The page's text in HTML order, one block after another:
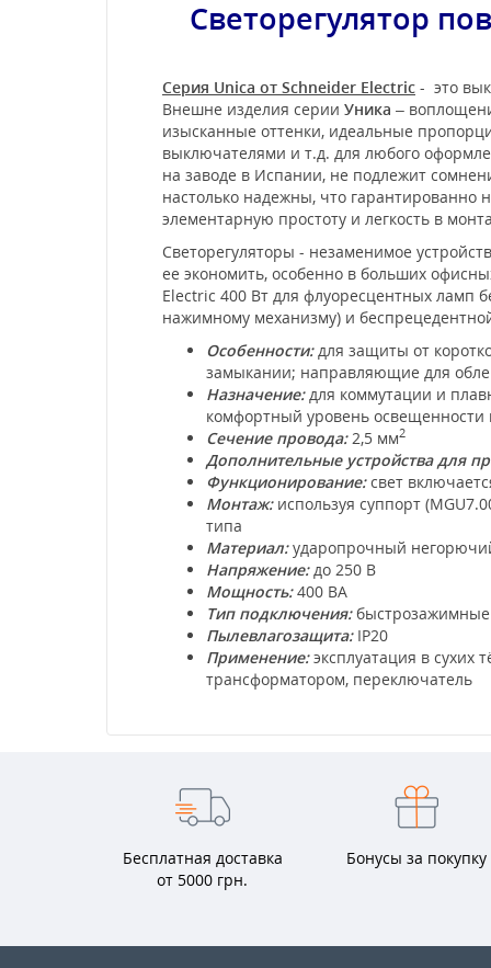
Светорегулятор
Серия Unica от Schneider Electric - это
Внешне изделия серии Уника –
изысканные оттенки, идеальные
выключателями и т.д. для любого
на заводе в Испании, не подлежит
настолько надежны, что гарантированно
элементарную простоту и легкость в
Светорегуляторы - незаменимое
ее экономить, особенно в больших
Electric 400 Вт для флуоресцентных ламп
нажимному механизму) и
Особенности:для защиты от
замыкании; направляющие для
Назначение:для коммутации и
комфортный уровень освещенности
Сечение провода:2,5 мм2
Дополнительные устройства для
Функционирование:свет
Монтаж:используя суппорт
типа
Материал:ударопрочный
Напряжение:до 250 В
Мощность:400 ВА
Тип подключения:быстрозажимные
Пылевлагозащита:IP20
Применение:эксплуатация в
трансформатором, переключатель
Бесплатная доставка
от 5000 грн.
Бонусы за покупку